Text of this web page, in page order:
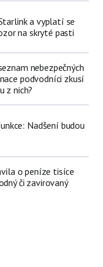
a vyplatí se
na skryté pasti
nebezpečných
podvodníci zkusí
z nich?
Nadšení budou
o peníze tisíce
či zavirovaný